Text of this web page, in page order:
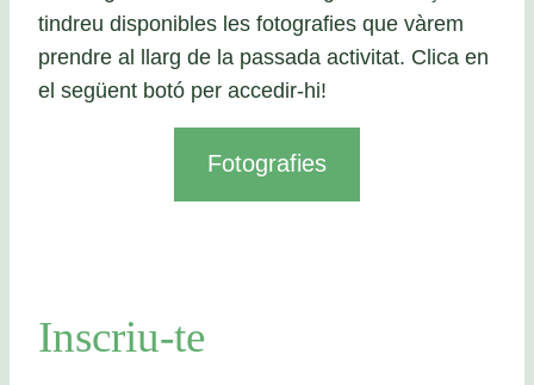
tindreu disponibles les fotografies que vàrem
prendre al llarg de la passada activitat. Clica en
el següent botó per accedir-hi!
Fotografies
Inscriu-te